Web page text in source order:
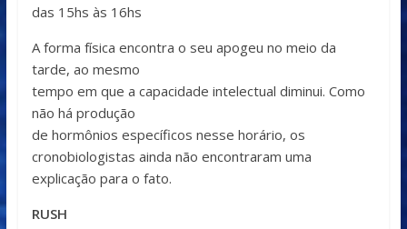
das 15hs às 16hs
A forma física encontra o seu apogeu no meio da
tarde, ao mesmo
tempo em que a capacidade intelectual diminui. Como
não há produção
de hormônios específicos nesse horário, os
cronobiologistas ainda não encontraram uma
explicação para o fato.
RUSH